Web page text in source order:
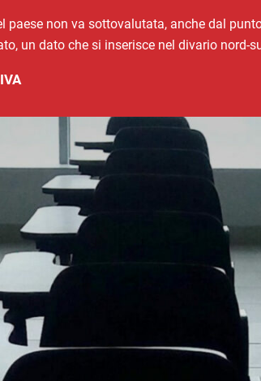
non va sottovalutata, anche dal
un dato che si inserisce nel divario nord-